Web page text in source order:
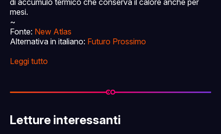
di accumulo termico che conserva il calore anche per
mesi.
~
Fonte: New Atlas
Alternativa in italiano: Futuro Prossimo
Leggi tutto
Letture interessanti